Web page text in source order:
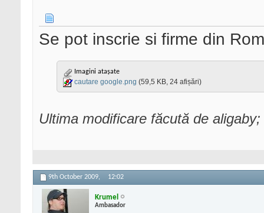
Se pot inscrie si firme din
Imagini atașate
cautare google.png (59,5 KB, 24 afișări)
Ultima modificare făcută de
9th October 2009, 12:02
Krumel
Ambasador